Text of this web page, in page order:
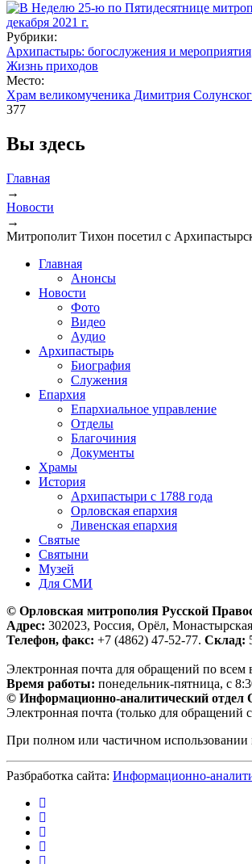
Рубрики:
Архипастырь: богослужения и мероприятия
Жизнь приходов
Место:
Храм великомученика Димитрия
377
Вы здесь
Главная
→
Новости
→
Митрополит Тихон посетил с
Главная
Анонсы
Новости
Фото
Видео
Аудио
Архипастырь
Биография
Служения
Епархия
Епархиальное управление
Отделы
Благочиния
Документы
Храмы
История
Архипастыри с 1788 года
Орловская епархия
Ливенская епархия
Святые
Святыни
Музей
Для СМИ
© Орловская митрополия Русской
Адрес: 302023, Россия, Орёл,
Телефон, факс: +7 (4862) 47-52-77. Склад:
Электронная почта для обращений по всем
Время работы: понедельник-пятница, с
© Информационно-аналитический отдел
Электронная почта (только для обращений
При полном или частичном использовании
Разбработка сайта: Информационно-